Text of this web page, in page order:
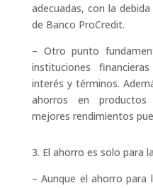
adecuadas, con la
de Banco ProCredit.
– Otro punto
instituciones
interés y términos.
ahorros en productos
mejores rendimientos
3. El ahorro es solo para
– Aunque el ahorro para